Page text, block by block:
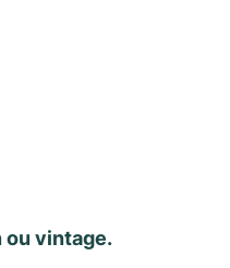
ou vintage.